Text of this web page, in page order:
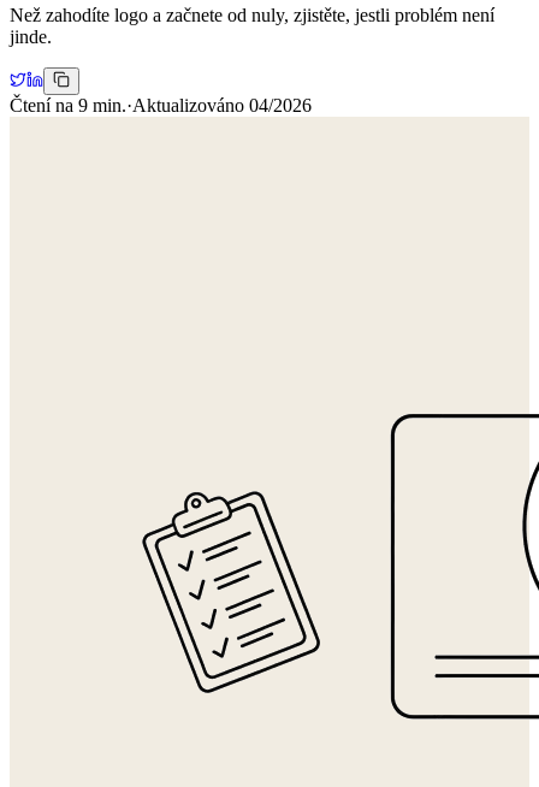
Než zahodíte logo a začnete od nuly, zjistěte, jestli problém není
jinde.
Čtení na 9 min.·Aktualizováno 04/2026